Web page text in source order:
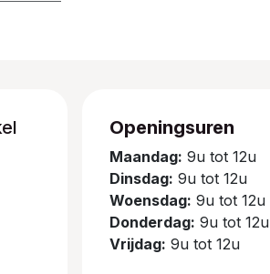
Openingsuren
Maandag: 9u tot 12u
Dinsdag: 9u tot 12u
Woensdag: 9u tot 12u
Donderdag: 9u tot 12u
Vrijdag: 9u tot 12u